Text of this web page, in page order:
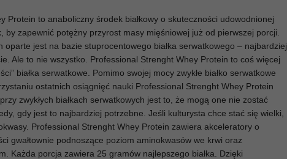
Protein to anaboliczny środek białkowy o skuteczności udowodnionej
by zapewnić potężny przyrost masy mięśniowej już od pierwszej porcji.
oparte jest na bazie stuprocentowego białka serwatkowego – najbardziej
Ale to nie wszystko. Professional Strenght Whey Protein to coś więcej
białka serwatkowe. Pomimo swojej mocy zwykłe białko serwatkowe
ostatnich osiągnięć nauki Professional Strenght Whey Protein
zwykłych białkach serwatkowych jest to, że mogą one nie zostać
gdy jest to najbardziej potrzebne. Jeśli kulturysta chce stać się wielki,
Professional Strenght Whey Protein zawiera akceleratory o
gwałtownie podnoszące poziom aminokwasów we krwi oraz
Każda porcja zawiera 25 gramów najlepszego białka. Dzięki